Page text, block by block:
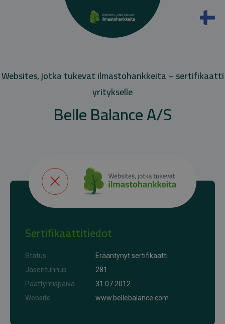
Websites, jotka tukevat ilmastohankkeita – sertifikaatti
yritykselle
Belle Balance A/S
Sertifikaattitiedot
Status
Erääntynyt sertifikaatti
Jäsentunnus
281
Päättymispäivä
31.07.2012
Website
www.bellebalance.com